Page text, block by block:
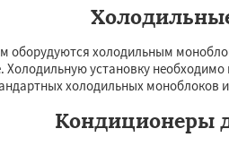
холодильным
установку
холодильных моноблоков
Кондиционеры